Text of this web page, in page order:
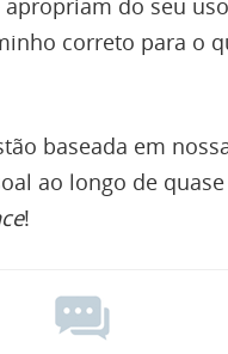
do seu
correto para o
baseada em
ao longo de
!